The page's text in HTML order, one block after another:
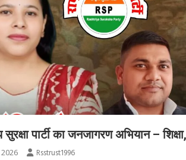
सुरक्षा पार्टी का जनजागरण अभियान –
2026 Rsstrust1996